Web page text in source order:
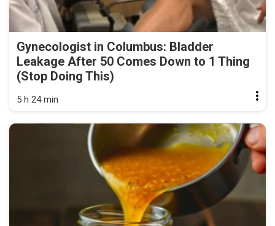
Gynecologist in Columbus: Bladder
Leakage After 50 Comes Down to 1 Thing
(Stop Doing This)
5 h 24 min